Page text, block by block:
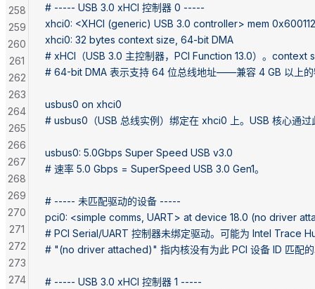
# ----- USB 3.0 xHCI 控制器 0 -----
xhci0: <XHCI (generic) USB 3.0 controller> mem
xhci0: 32 bytes context size, 64-bit DMA
# xHCI（USB 3.0 主控制器，PCI Function 13.0）。context
# 64-bit DMA 表示支持 64 位总线地址——兼容 4 GB 以上的
usbus0 on xhci0
# usbus0（USB 总线实例）绑定在 xhci0 上。USB 核心通过
usbus0: 5.0Gbps Super Speed USB v3.0
# 速率 5.0 Gbps = SuperSpeed USB 3.0 Gen1。
# ----- 未匹配驱动的设备 -----
pci0: <simple comms, UART> at device 18.0 (no driver
# PCI Serial/UART 控制器未绑定驱动。可能为 Intel Trace
# "(no driver attached)" 指内核没有为此 PCI 设备 ID 匹配
# ----- USB 3.0 xHCI 控制器 1 -----
258
259
260
261
262
263
264
265
266
267
268
269
270
271
272
273
274